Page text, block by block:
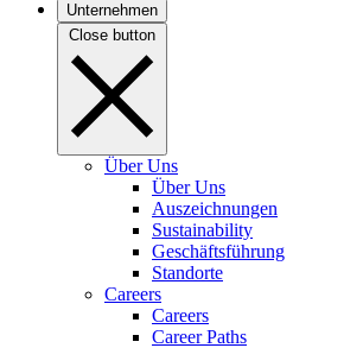
Unternehmen
Close button
Über Uns
Über Uns
Auszeichnungen
Sustainability
Geschäftsführung
Standorte
Careers
Careers
Career Paths